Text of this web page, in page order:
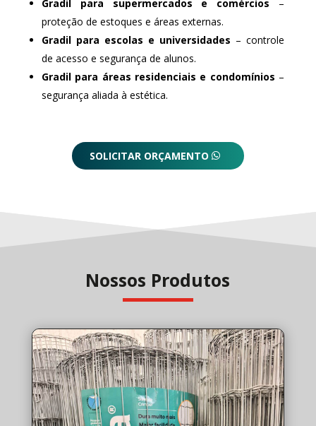
Gradil para supermercados e comércios –
proteção de estoques e áreas externas.
Gradil para escolas e universidades – controle
de acesso e segurança de alunos.
Gradil para áreas residenciais e condomínios –
segurança aliada à estética.
SOLICITAR ORÇAMENTO
Nossos Produtos